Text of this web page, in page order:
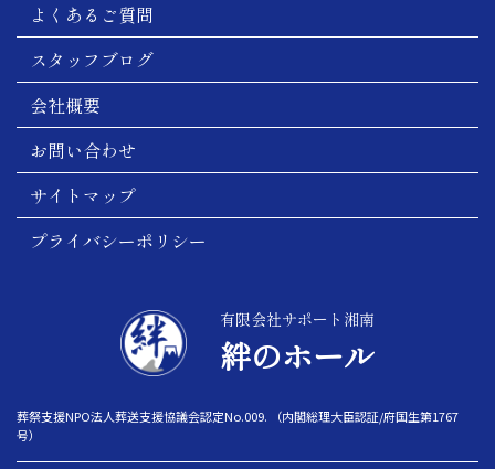
よくあるご質問
スタッフブログ
会社概要
お問い合わせ
サイトマップ
プライバシーポリシー
有限会社サポート湘南
絆のホール
葬祭支援NPO法人葬送支援協議会認定No.009. （内閣総理大臣認証/府国生第1767
号）